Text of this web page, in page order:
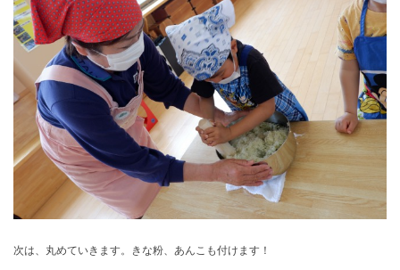
次は、丸めていきます。きな粉、あんこも付けます！